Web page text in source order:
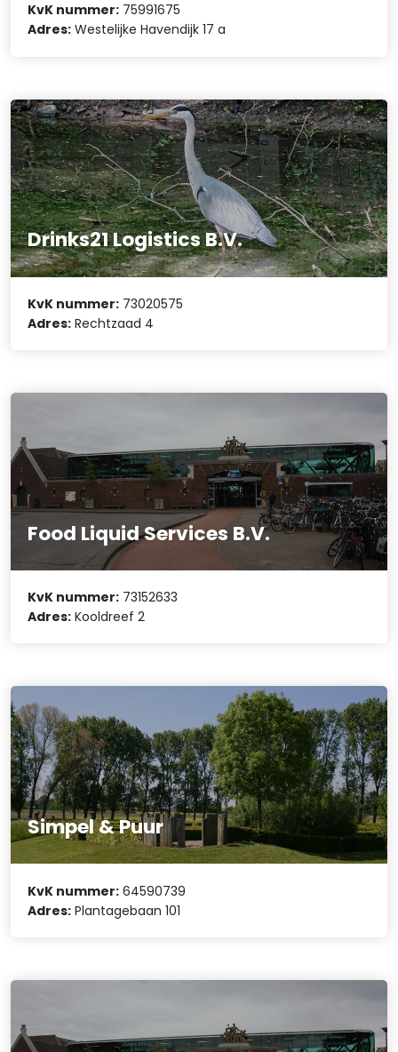
KvK nummer: 75991675
Adres: Westelijke Havendijk 17 a
Drinks21 Logistics B.V.
KvK nummer: 73020575
Adres: Rechtzaad 4
Food Liquid Services B.V.
KvK nummer: 73152633
Adres: Kooldreef 2
Simpel & Puur
KvK nummer: 64590739
Adres: Plantagebaan 101